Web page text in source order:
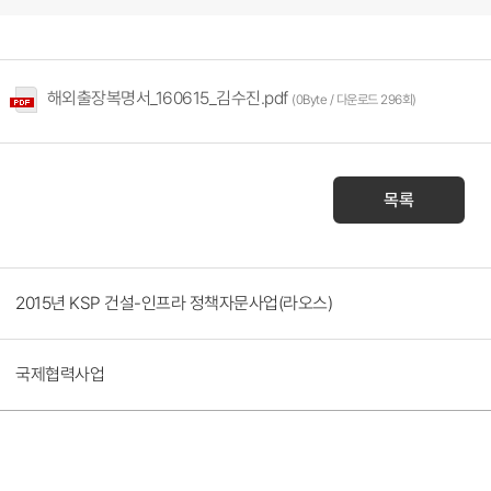
해외출장복명서_160615_김수진.pdf (0Byte / 다운로드 296회)
목록
2015년 KSP 건설-인프라 정책자문사업(라오스)
국제협력사업